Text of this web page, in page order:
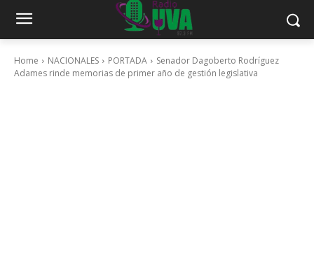
Home NACIONALES PORTADA
Senador Dagoberto Rodríguez
Adames rinde memorias de primer año de gestión legislativa